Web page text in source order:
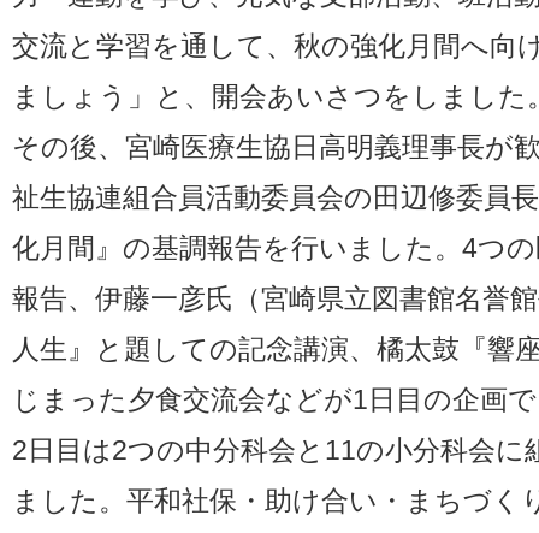
交流と学習を通して、秋の強化月間へ向
ましょう」と、開会あいさつをしました
その後、宮崎医療生協日高明義理事長が
祉生協連組合員活動委員会の田辺修委員
化月間』の基調報告を行いました。4つ
報告、伊藤一彦氏（宮崎県立図書館名誉
人生』と題しての記念講演、橘太鼓『響
じまった夕食交流会などが1日目の企画
2日目は2つの中分科会と11の小分科会に
ました。平和社保・助け合い・まちづく